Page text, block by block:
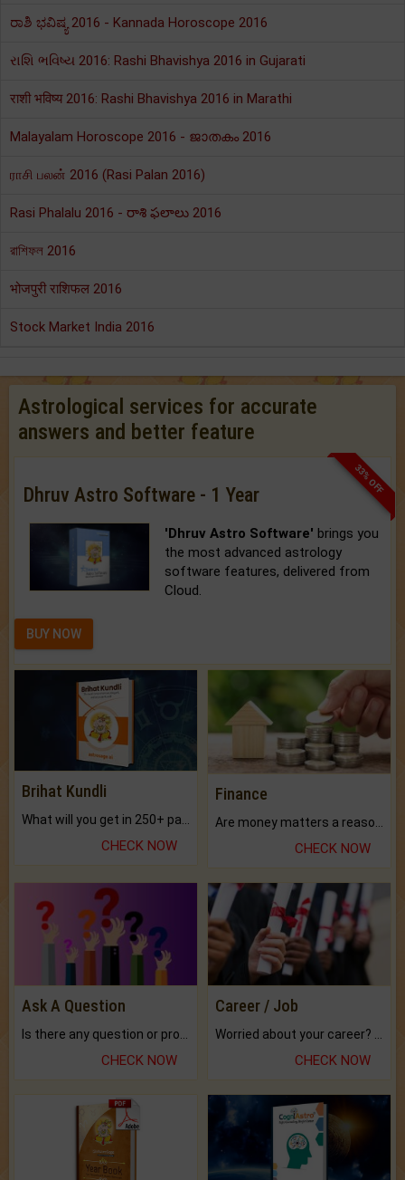
ರಾಶಿ ಭವಿಷ್ಯ 2016 - Kannada Horoscope 2016
રાશિ ભવિષ્ય 2016: Rashi Bhavishya 2016 in Gujarati
राशी भविष्य 2016: Rashi Bhavishya 2016 in Marathi
Malayalam Horoscope 2016 - ജാതകം 2016
ராசி பலன் 2016 (Rasi Palan 2016)
Rasi Phalalu 2016 - రాశి ఫలాలు 2016
রাশিফল 2016
भोजपुरी राशिफल 2016
Stock Market India 2016
Astrological services for accurate
answers and better feature
33% OFF
Dhruv Astro Software - 1 Year
'Dhruv Astro Software' brings you
the most advanced astrology
software features, delivered from
Cloud.
BUY NOW
Brihat Kundli
CHECK NOW
Finance
CHECK NOW
Ask A Question
CHECK NOW
Career / Job
CHECK NOW